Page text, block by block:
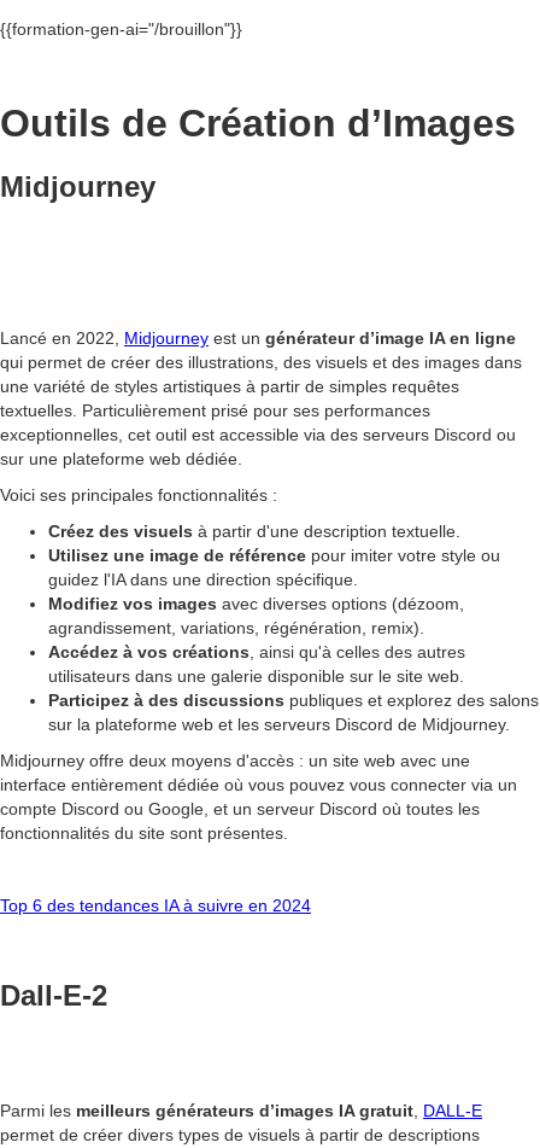
{{formation-gen-ai="/brouillon"}}
Outils de Création d’Images
Midjourney
Lancé en 2022, Midjourney est un générateur d’image IA en ligne
qui permet de créer des illustrations, des visuels et des images dans
une variété de styles artistiques à partir de simples requêtes
textuelles. Particulièrement prisé pour ses performances
exceptionnelles, cet outil est accessible via des serveurs Discord ou
sur une plateforme web dédiée.
Voici ses principales fonctionnalités :
Créez des visuels à partir d'une description textuelle.
Utilisez une image de référence pour imiter votre style ou
guidez l'IA dans une direction spécifique.
Modifiez vos images avec diverses options (dézoom,
agrandissement, variations, régénération, remix).
Accédez à vos créations , ainsi qu'à celles des autres
utilisateurs dans une galerie disponible sur le site web.
Participez à des discussions publiques et explorez des salons
sur la plateforme web et les serveurs Discord de Midjourney.
Midjourney offre deux moyens d'accès : un site web avec une
interface entièrement dédiée où vous pouvez vous connecter via un
compte Discord ou Google, et un serveur Discord où toutes les
fonctionnalités du site sont présentes.
Top 6 des tendances IA à suivre en 2024
Dall-E-2
Parmi les meilleurs générateurs d’images IA gratuit DALL-E
permet de créer divers types de visuels à partir de descriptions